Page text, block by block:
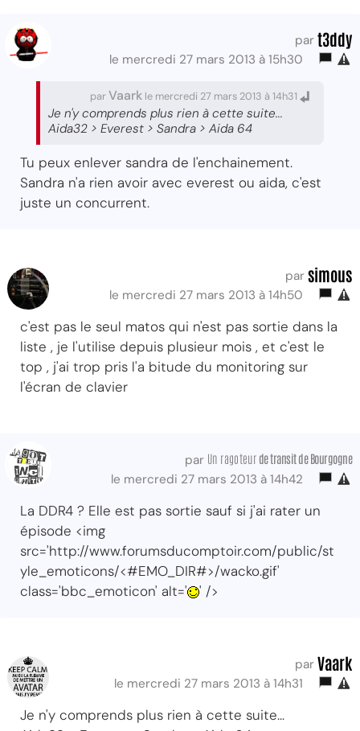
par t3ddy
le mercredi 27 mars 2013 à 15h30
parVaark le mercredi 27 mars 2013 à 14h31
Je n'y comprends plus rien à cette suite...
Aida32 > Everest > Sandra > Aida 64
Tu peux enlever sandra de l'enchainement.
Sandra n'a rien avoir avec everest ou aida, c'est
juste un concurrent.
par simous
le mercredi 27 mars 2013 à 14h50
c'est pas le seul matos qui n'est pas sortie dans la
liste , je l'utilise depuis plusieur mois , et c'est le
top , j'ai trop pris l'a bitude du monitoring sur
l'écran de clavier
par Un ragoteur de transit de Bourgogne
le mercredi 27 mars 2013 à 14h42
La DDR4 ? Elle est pas sortie sauf si j'ai rater un
épisode <img
src='http://www.forumsducomptoir.com/public/st
yle_emoticons/<#EMO_DIR#>/wacko.gif'
class='bbc_emoticon' alt='
' />
par Vaark
le mercredi 27 mars 2013 à 14h31
Je n'y comprends plus rien à cette suite...